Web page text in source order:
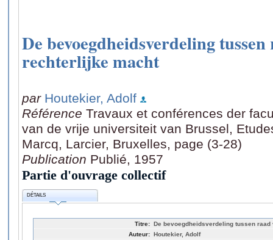
De bevoegdheidsverdeling
rechterlijke macht
par Houtekier, Adolf
Référence Travaux et conférences der
van de vrije universiteit van Brussel,
Marcq, Larcier, Bruxelles, page (3-28)
Publication Publié, 1957
Partie d'ouvrage collectif
DÉTAILS
Titre: De bevoegdheidsverdeling tussen
Auteur: Houtekier, Adolf